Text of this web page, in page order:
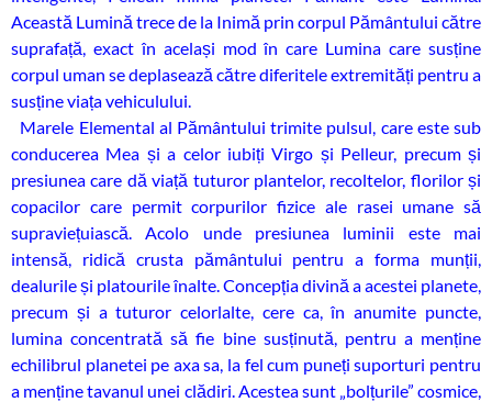
Această Lumină trece de la Inimă prin corpul Pământului către
suprafață, exact în același mod în care Lumina care susține
corpul uman se deplasează către diferitele extremități pentru a
susține viața vehiculului.
Marele Elemental al Pământului trimite pulsul, care este sub
conducerea Mea și a celor iubiți Virgo și Pelleur, precum și
presiunea care dă viață tuturor plantelor, recoltelor, florilor și
copacilor care permit corpurilor fizice ale rasei umane să
supraviețuiască. Acolo unde presiunea luminii este mai
intensă, ridică crusta pământului pentru a forma munții,
dealurile și platourile înalte. Concepția divină a acestei planete,
precum și a tuturor celorlalte, cere ca, în anumite puncte,
lumina concentrată să fie bine susținută, pentru a menține
echilibrul planetei pe axa sa, la fel cum puneți suporturi pentru
a menține tavanul unei clădiri. Acestea sunt „bolțurile” cosmice,